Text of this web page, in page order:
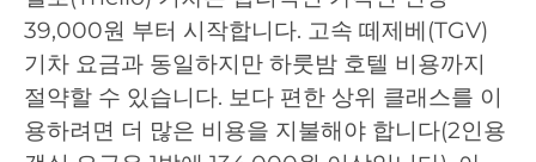
39,000원 부터 시작합니다. 고속 떼제베(TGV)
기차 요금과 동일하지만 하룻밤 호텔 비용까지
절약할 수 있습니다. 보다 편한 상위 클래스를 이
용하려면 더 많은 비용을 지불해야 합니다(2인용